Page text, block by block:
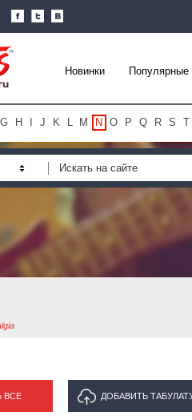
Новинки Популярные
G H J K L M N O P Q R S T
ВСЕ ДОБАВИТЬ